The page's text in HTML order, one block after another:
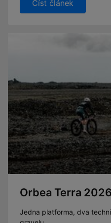
Číst článek
Orbea Terra 2026
Jedna platforma, dva